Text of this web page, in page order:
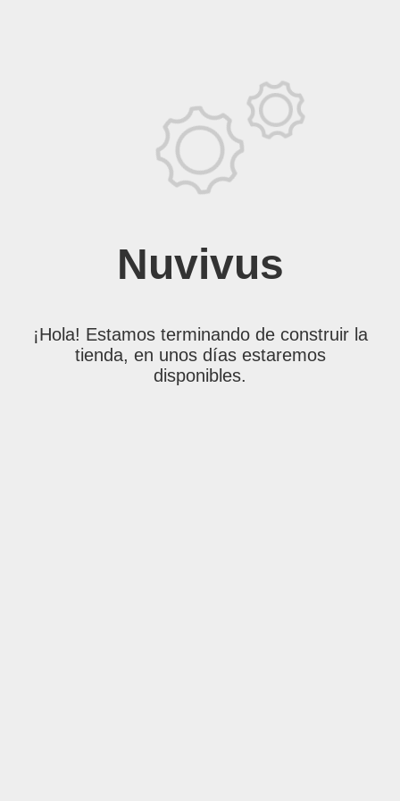
Nuvivus
¡Hola! Estamos terminando de construir la
tienda, en unos días estaremos
disponibles.